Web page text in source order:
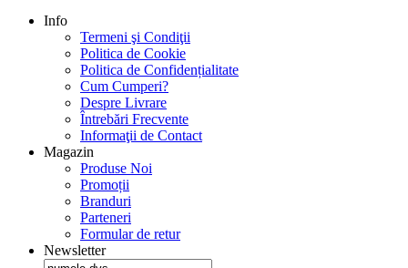
Info
Termeni şi Condiţii
Politica de Cookie
Politica de Confidențialitate
Cum Cumperi?
Despre Livrare
Întrebări Frecvente
Informaţii de Contact
Magazin
Produse Noi
Promoții
Branduri
Parteneri
Formular de retur
Newsletter